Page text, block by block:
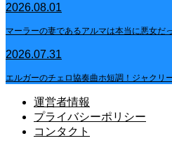
2026.08.01
マーラーの妻であるアルマは本当に悪女だ
2026.07.31
エルガーのチェロ協奏曲ホ短調！ジャクリ
運営者情報
プライバシーポリシー
コンタクト